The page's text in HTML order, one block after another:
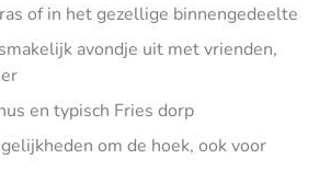
of in het gezellige binnengedeelte
avondje uit met vrienden,
en typisch Fries dorp
om de hoek, ook voor